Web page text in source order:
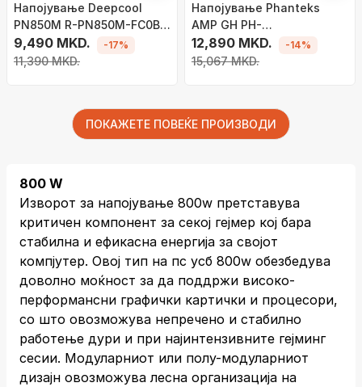
Напојување Deepcool
PN850M R-PN850M-FC0B-
EU , 850W
9,490 MKD.
11,390 MKD.
-17%
Напојување Phanteks
AMP GH PH-
P850GH_WT01_EU ATX 3.0,
850W
12,890 MKD.
15,067 MKD.
-14%
ПОКАЖЕТЕ ПОВЕЌЕ ПРОИЗВОДИ
800 W
Изворот за напојување 800w претставува
критичен компонент за секој гејмер кој бара
стабилна и ефикасна енергија за својот
компјутер. Овој тип на пс усб 800w обезбедува
доволно моќност за да поддржи високо-
перформансни графички картички и процесори,
со што овозможува непречено и стабилно
работење дури и при најинтензивните гејминг
сесии. Модуларниот или полу-модуларниот
дизајн овозможува лесна организација на